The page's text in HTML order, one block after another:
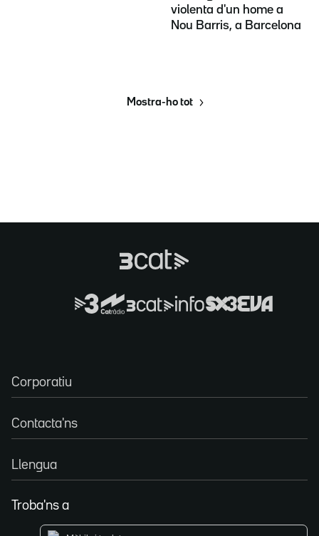
violenta d'un home a
Nou Barris, a Barcelona
Mostra-ho tot
Corporatiu
Contacta'ns
Llengua
Troba'ns a